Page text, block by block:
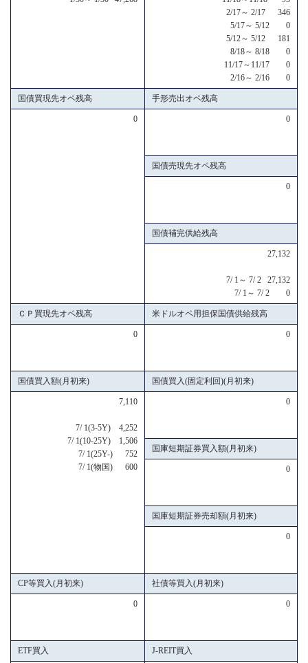
2/17～ 2/17 346
5/17～ 5/12 0
5/12～ 5/12 181
8/18～ 8/18 0
11/17～11/17 0
2/16～ 2/16 0
国債買現先オペ残高 手形売出オペ残高
0 0
国債売現先オペ残高
0
国債補完供給残高
27,132
7/ 1～ 7/ 2 27,132
7/ 1～ 7/ 2 0
ＣＰ買現先オペ残高 米ドルオペ用担保国債供給残高
0 0
国債買入額(月初来) 国債買入(固定利回)(月初来)
7,110
7/ 1(3-5Y) 4,252
7/ 1(10-25Y) 1,506
7/ 1(25Y-) 752
7/ 1(物国) 600
0
国庫短期証券買入額(月初来)
0
国庫短期証券売却額(月初来)
0
CP等買入(月初来) 社債等買入(月初来)
0 0
ETF買入 J-REIT買入